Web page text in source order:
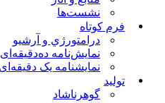
نشست‌ها
فرم کوتاه
درامتورژي و آرشیو
نمایش‌نامه ده‌دقیقه‌ای
نمایشنامه یک دقیقه‌ای
تولید
گوهرناشاد